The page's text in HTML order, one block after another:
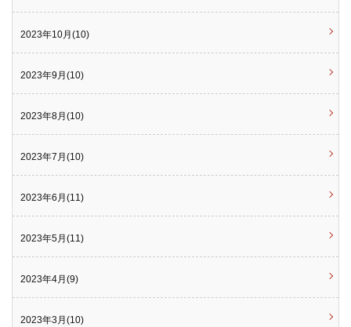
2023年10月(10)
2023年9月(10)
2023年8月(10)
2023年7月(10)
2023年6月(11)
2023年5月(11)
2023年4月(9)
2023年3月(10)